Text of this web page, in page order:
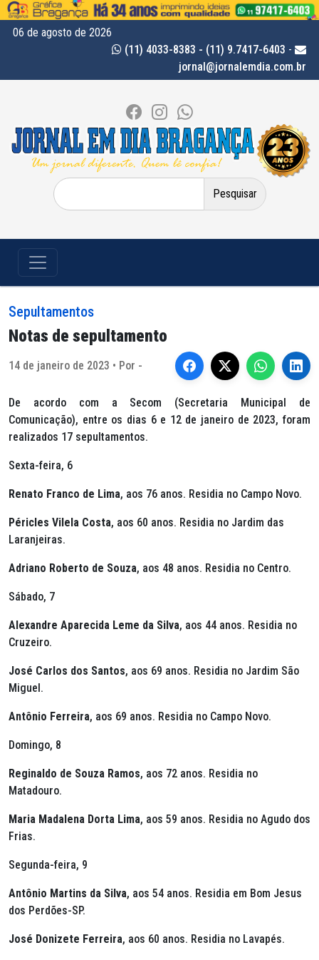
06 de agosto de 2026
(11) 4033-8383 - (11) 9.7417-6403 -
jornal@jornalemdia.com.br
Pesquisar
por:
Sepultamentos
Notas de sepultamento
14 de janeiro de 2023 • Por -
De acordo com a Secom (Secretaria Municipal de
Comunicação), entre os dias 6 e 12 de janeiro de 2023, foram
realizados 17 sepultamentos.
Sexta-feira, 6
Renato Franco de Lima, aos 76 anos. Residia no Campo Novo.
Péricles Vilela Costa, aos 60 anos. Residia no Jardim das
Laranjeiras.
Adriano Roberto de Souza, aos 48 anos. Residia no Centro.
Sábado, 7
Alexandre Aparecida Leme da Silva, aos 44 anos. Residia no
Cruzeiro.
José Carlos dos Santos, aos 69 anos. Residia no Jardim São
Miguel.
Antônio Ferreira, aos 69 anos. Residia no Campo Novo.
Domingo, 8
Reginaldo de Souza Ramos, aos 72 anos. Residia no
Matadouro.
Maria Madalena Dorta Lima, aos 59 anos. Residia no Agudo dos
Frias.
Segunda-feira, 9
Antônio Martins da Silva, aos 54 anos. Residia em Bom Jesus
dos Perdões-SP.
José Donizete Ferreira, aos 60 anos. Residia no Lavapés.